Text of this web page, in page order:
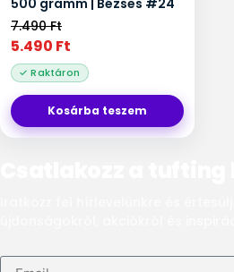
500 gramm | Bézses #24
7.490Ft
5.490 Ft
Kosárba teszem